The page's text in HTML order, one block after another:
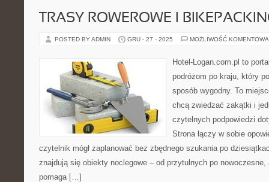
TRASY ROWEROWE I
POSTED BY ADMIN GRU - 27 - 2025 MOŻLIWOŚĆ
Hotel-Logan.com.pl to
podróżom po kraju, który
sposób wygodny. To
chcą zwiedzać zakątki i
czytelnych podpowiedzi
Strona łączy w sobie
czytelnik mógł zaplanować bez zbędnego szukania po
znajdują się obiekty noclegowe – od przytulnych po
pomaga […]